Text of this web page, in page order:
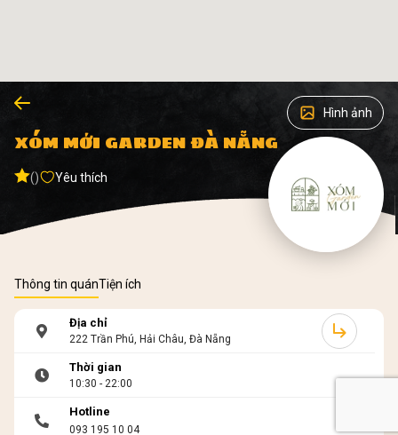
Hình ảnh
XÓM MỚI GARDEN ĐÀ NẴNG
() Yêu thích
Thông tin quánTiện ích
Địa chỉ
222 Trần Phú, Hải Châu, Đà Nẵng
Thời gian
10:30 - 22:00
Hotline
093 195 10 04